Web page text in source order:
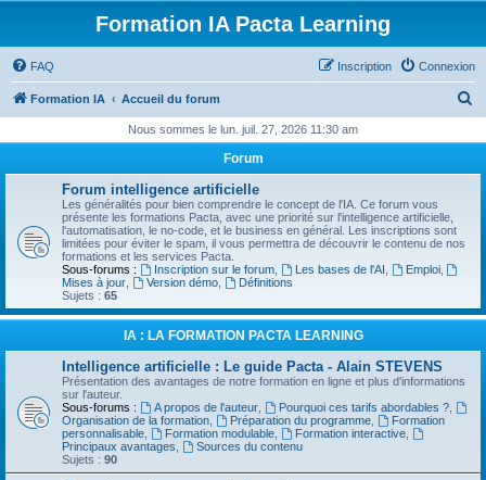
Formation IA Pacta Learning
FAQ Connexion
Inscription
Formation IA Accueil du forum
h
e
Nous sommes le lun. juil. 27, 2026 11:30 am
Forum
Forum intelligence artificielle
Les généralités pour bien comprendre le concept de l'IA. Ce forum vous
présente les formations Pacta, avec une priorité sur l'intelligence artificielle,
l'automatisation, le no-code, et le business en général. Les inscriptions sont
limitées pour éviter le spam, il vous permettra de découvrir le contenu de nos
formations et les services Pacta.
Sous-forums :
Inscription sur le forum, Les bases de l'AI Emploi,
Mises à jour
Version démo,
Définitions
Sujets : 65
IA : LA FORMATION PACTA LEARNING
Intelligence artificielle : Le guide Pacta - Alain STEVENS
Présentation des avantages de notre formation en ligne et plus d'informations
sur l'auteur.
Sous-forums :
A propos de l'auteur, Pourquoi ces tarifs abordables ?,
Organisation de la formation
Préparation du programme,
Formation
personnalisable
Formation modulable, Formation interactive,
Principaux avantages
Sources du contenu
Sujets : 90